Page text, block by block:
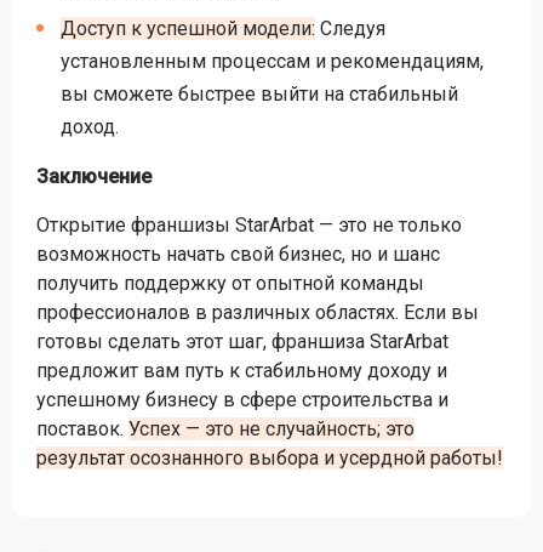
Доступ к успешной модели: Следуя
установленным процессам и рекомендациям,
вы сможете быстрее выйти на стабильный
доход.
Заключение
Открытие франшизы StarArbat — это не только
возможность начать свой бизнес, но и шанс
получить поддержку от опытной команды
профессионалов в различных областях. Если вы
готовы сделать этот шаг, франшиза StarArbat
предложит вам путь к стабильному доходу и
успешному бизнесу в сфере строительства и
поставок. Успех — это не случайность; это
результат осознанного выбора и усердной работы!